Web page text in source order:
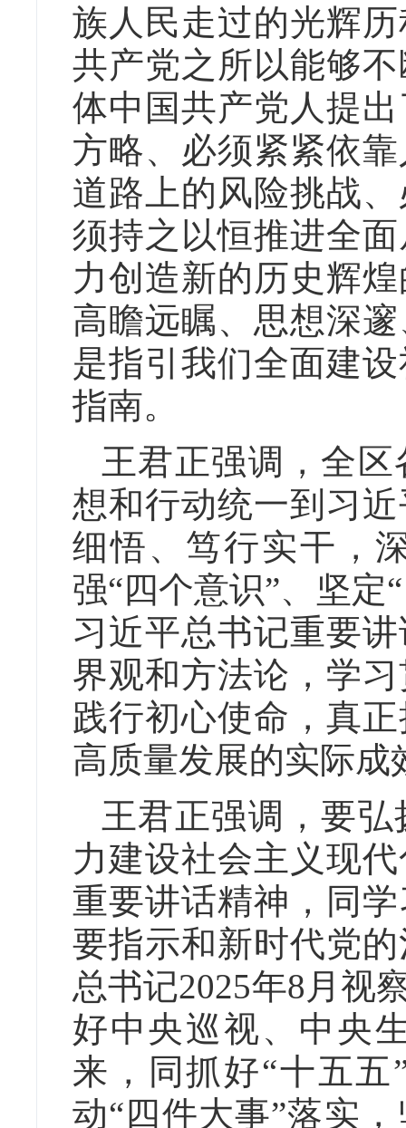
族人民走过的光辉
共产党之所以能够
体中国共产党人提
方略、必须紧紧依
道路上的风险挑战
须持之以恒推进全
力创造新的历史辉
高瞻远瞩、思想深
是指引我们全面建
指南。
王君正强调，全
想和行动统一到习
细悟、笃行实干，
强“四个意识”、坚定
习近平总书记重要
界观和方法论，学
践行初心使命，真
高质量发展的实际成
王君正强调，要
力建设社会主义现
重要讲话精神，同
要指示和新时代党
总书记2025年8月视
好中央巡视、中央
来，同抓好“十五
动“四件大事”落实